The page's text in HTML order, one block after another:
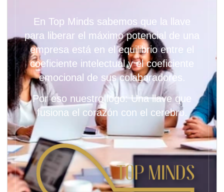
En Top Minds sabemos que la llave
para liberar el máximo potencial de una
empresa está en el equilibrio entre el
coeficiente intelectual y el coeficiente
emocional de sus colaboradores.
Por eso nuestro logo: Una llave que
fusiona el corazón con el cerebro.